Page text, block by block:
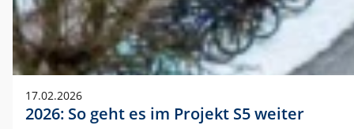
17.02.2026
2026: So geht es im Projekt S5 weiter